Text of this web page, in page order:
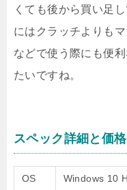
くても後から買い足
にはクラッチよりも
などで使う際にも便
たいですね。
スペック詳細と価
OS Windows 10